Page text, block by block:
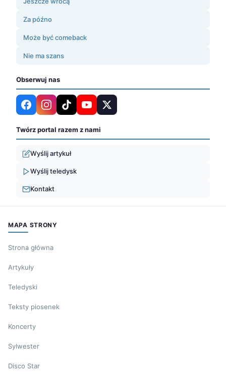
Za późno
Może być comeback
Nie ma szans
Obserwuj nas
Twórz portal razem z nami
Wyślij artykuł
Wyślij teledysk
Kontakt
MAPA STRONY
Strona główna
Artykuły
Teledyski
Teksty piosenek
Koncerty
Sylwester
Disco Star